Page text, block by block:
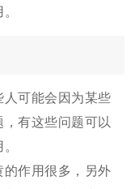
可能会因为某些
有这些问题可以
的作用很多，另外